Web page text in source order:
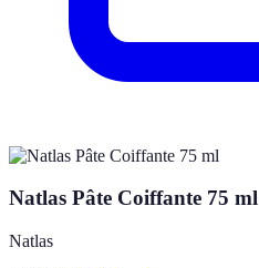
Natlas Pâte Coiffante 75 ml
Natlas